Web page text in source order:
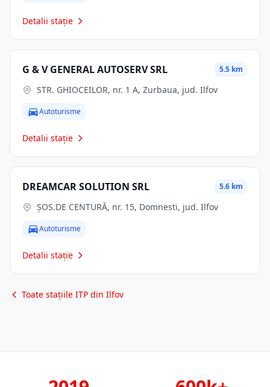
Detalii stație
G & V GENERAL AUTOSERV SRL 5.5 km
STR. GHIOCEILOR, nr. 1 A, Zurbaua, jud. Ilfov
Autoturisme
Detalii stație
DREAMCAR SOLUTION SRL 5.6 km
ŞOS.DE CENTURĂ, nr. 15, Domnesti, jud. Ilfov
Autoturisme
Detalii stație
Toate stațiile ITP din Ilfov